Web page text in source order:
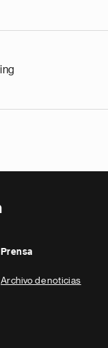
Prensa
Archivo de noticias